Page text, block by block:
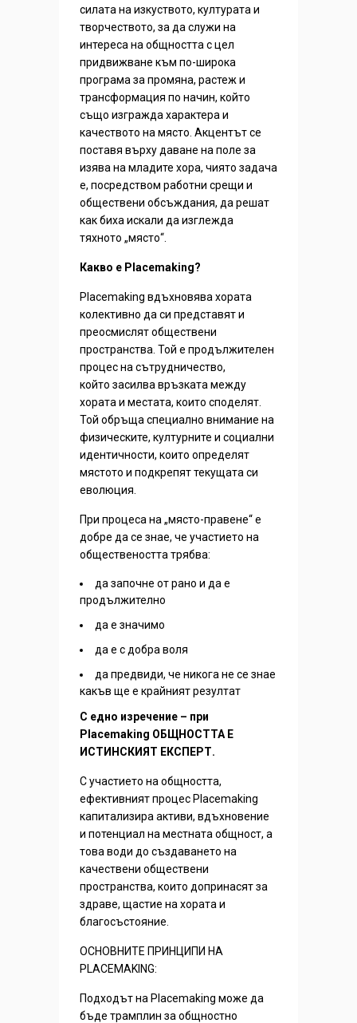
силата на изкуството, културата и
творчеството, за да служи на
интереса на общността с цел
придвижване към по-широка
програма за промяна, растеж и
трансформация по начин, който
също изгражда характера и
качеството на място. Акцентът се
поставя върху даване на поле за
изява на младите хора, чиято задача
е, посредством работни срещи и
обществени обсъждания, да решат
как биха искали да изглежда
тяхното „място“.
Какво е Placemaking?
Placemaking вдъхновява хората
колективно да си представят и
преосмислят обществени
пространства. Той е продължителен
процес на сътрудничество,
който засилва връзката между
хората и местата, които споделят.
Той обръща специално внимание на
физическите, културните и социални
идентичности, които определят
мястото и подкрепят текущата си
еволюция.
При процеса на „място-правене“ е
добре да се знае, че участието на
обществеността трябва:
да започне от рано и да е
продължително
да е значимо
да е с добра воля
да предвиди, че никога не се знае
какъв ще е крайният резултат
С едно изречение – при
Placemaking ОБЩНОСТТА Е
ИСТИНСКИЯТ ЕКСПЕРТ.
С участието на общността,
ефективният процес Placemaking
капитализира активи, вдъхновение
и потенциал на местната общност, а
това води до създаването на
качествени обществени
пространства, които допринасят за
здраве, щастие на хората и
благосъстояние.
ОСНОВНИТЕ ПРИНЦИПИ НА
PLACEMAKING:
Подходът на Placemaking може да
бъде трамплин за общностно